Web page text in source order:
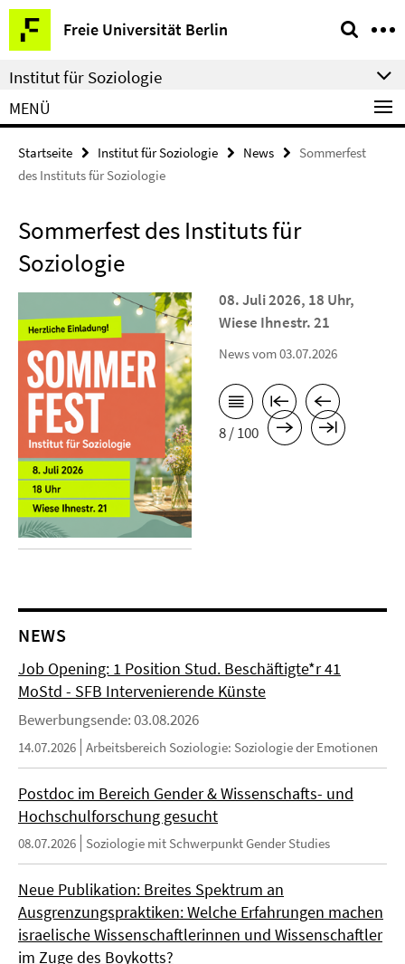
Springe
direkt
zu
Inhalt
Freie Universität Berlin
Service-
Navigation
Institut für Soziologie
MENÜ
Startseite Institut für Soziologie News
Sommerfest
des Instituts für Soziologie
Sommerfest des Instituts für
Soziologie
08. Juli 2026, 18 Uhr,
Wiese Ihnestr. 21
News vom 03.07.2026
8 / 100
NEWS
Job Opening: 1 Position Stud. Beschäftigte*r 41
MoStd - SFB Intervenierende Künste
Bewerbungsende: 03.08.2026
14.07.2026 Arbeitsbereich Soziologie: Soziologie der Emotionen
Postdoc im Bereich Gender & Wissenschafts- und
Hochschulforschung gesucht
08.07.2026 Soziologie mit Schwerpunkt Gender Studies
Neue Publikation: Breites Spektrum an
Ausgrenzungspraktiken: Welche Erfahrungen machen
israelische Wissenschaftlerinnen und Wissenschaftler
im Zuge des Boykotts?